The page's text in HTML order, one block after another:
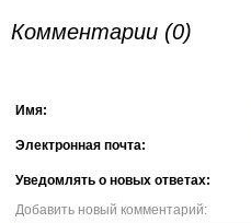
Комментарии (0)
Имя:
Электронная почта:
Уведомлять о новых ответах:
Добавить новый комментарий: